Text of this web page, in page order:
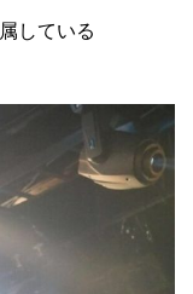
している